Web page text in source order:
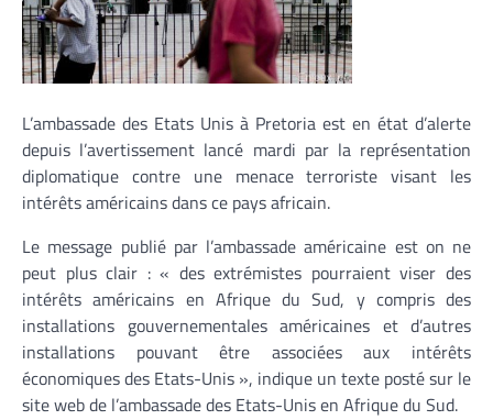
L’ambassade des Etats Unis à Pretoria est en état d’alerte
depuis l’avertissement lancé mardi par la représentation
diplomatique contre une menace terroriste visant les
intérêts américains dans ce pays africain.
Le message publié par l’ambassade américaine est on ne
peut plus clair : « des extrémistes pourraient viser des
intérêts américains en Afrique du Sud, y compris des
installations gouvernementales américaines et d’autres
installations pouvant être associées aux intérêts
économiques des Etats-Unis », indique un texte posté sur le
site web de l’ambassade des Etats-Unis en Afrique du Sud.